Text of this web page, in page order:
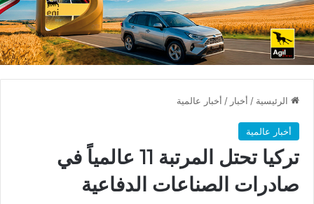
الرئيسية / أخبار / أخبار عالمية
أخبار عالمية
تركيا تحتل المرتبة 11 عالمياً في
صادرات الصناعات الدفاعية